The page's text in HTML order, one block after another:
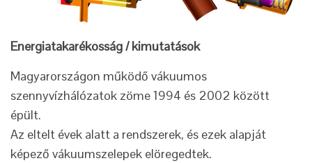
Energiatakarékosság / kimutatások
Magyarországon működő vákuumos
szennyvízhálózatok zöme 1994 és 2002 között
épült.
Az eltelt évek alatt a rendszerek, és ezek alapját
képező vákuumszelepek elöregedtek.